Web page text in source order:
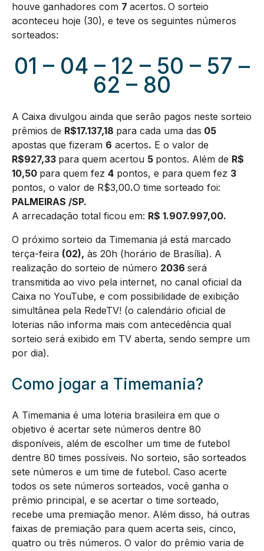
houve ganhadores com 7 acertos. O sorteio
aconteceu hoje (30), e teve os seguintes números
sorteados:
01 – 04 – 12 – 50 – 57 –
62 – 80
A Caixa divulgou ainda que serão pagos neste sorteio
prêmios de R$17.137,18 para cada uma das 05
apostas que fizeram 6 acertos. E o valor de
R$927,33 para quem acertou 5 pontos. Além de R$
10,50 para quem fez 4 pontos, e para quem fez 3
pontos, o valor de R$3,00.O time sorteado foi:
PALMEIRAS /SP.
A arrecadação total ficou em: R$ 1.907.997,00.
O próximo sorteio da Timemania já está marcado
terça-feira (02), às 20h (horário de Brasília). A
realização do sorteio de número 2036 será
transmitida ao vivo pela internet, no canal oficial da
Caixa no YouTube, e com possibilidade de exibição
simultânea pela RedeTV! (o calendário oficial de
loterias não informa mais com antecedência qual
sorteio será exibido em TV aberta, sendo sempre um
por dia).
Como jogar a Timemania?
A Timemania é uma loteria brasileira em que o
objetivo é acertar sete números dentre 80
disponíveis, além de escolher um time de futebol
dentre 80 times possíveis. No sorteio, são sorteados
sete números e um time de futebol. Caso acerte
todos os sete números sorteados, você ganha o
prêmio principal, e se acertar o time sorteado,
recebe uma premiação menor. Além disso, há outras
faixas de premiação para quem acerta seis, cinco,
quatro ou três números. O valor do prêmio varia de